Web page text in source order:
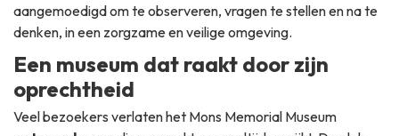
aangemoedigd om te observeren, vragen te stellen en na te
denken, in een zorgzame en veilige omgeving.
Een museum dat raakt door zijn
oprechtheid
Veel bezoekers verlaten het Mons Memorial Museum